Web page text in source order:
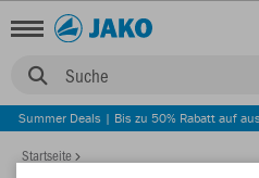
Suche
Summer Deals | Bis zu 50% Rabatt auf
Startseite